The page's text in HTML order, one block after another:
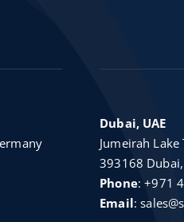
Dubai, UAE
Jumeirah
393168 Dubai,
Phone:+971
Email: